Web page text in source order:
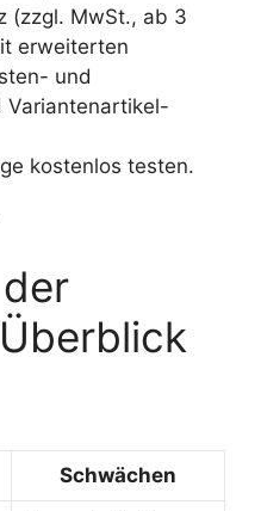
(zzgl. MwSt., ab 3
erweiterten
und
Variantenartikel-
kostenlos testen.
Schwächen